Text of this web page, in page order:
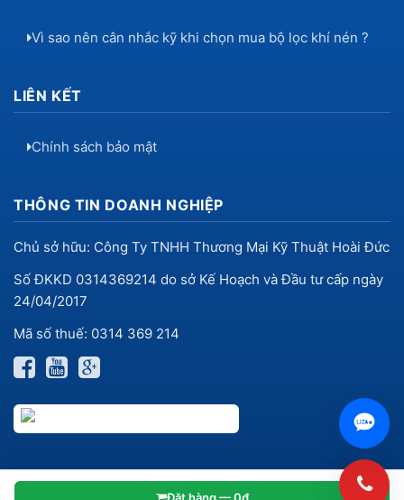
Vì sao nên cân nhắc kỹ khi chọn mua bộ lọc khí nén ?
LIÊN KẾT
Chính sách bảo mật
THÔNG TIN DOANH NGHIỆP
Chủ sở hữu: Công Ty TNHH Thương Mại Kỹ Thuật Hoài Đức
Số ĐKKD 0314369214 do sở Kế Hoạch và Đầu tư cấp ngày
24/04/2017
Mã số thuế: 0314 369 214